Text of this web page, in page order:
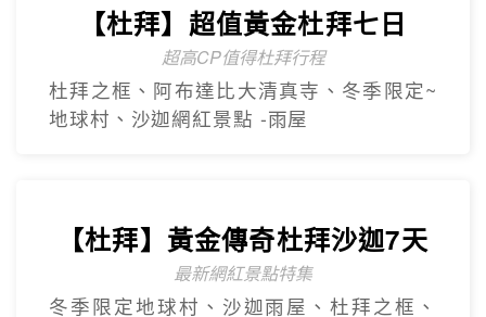
【台灣虎航】輕鬆遊濟5日
只進彩妝一站
山房山賞油菜花.彩虹游艇帆船.城山日出峰
賞油菜花.倫敦貝果咖啡.海女餐廳.
奢華杜拜
Dubai